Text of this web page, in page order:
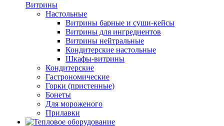
Витрины
Настольные
Витрины барные и суши-кейсы
Витрины для ингредиентов
Витрины нейтральные
Кондитерские настольные
Шкафы-витрины
Кондитерские
Гастрономические
Горки (пристенные)
Бонеты
Для мороженого
Прилавки